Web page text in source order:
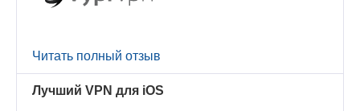
Читать полный отзыв
Лучший VPN для iOS